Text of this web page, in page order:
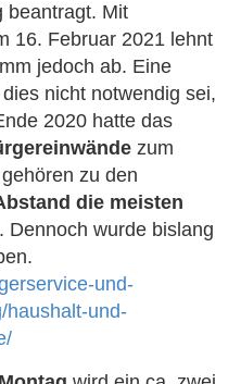
beantragt. Mit
16. Februar 2021 lehnt
jedoch ab. Eine
nicht notwendig sei,
2020 hatte das
zum
zu den
die meisten
Dennoch wurde bislang
und-
haushalt-und-